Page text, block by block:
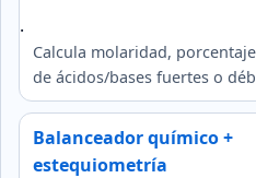
.
Calcula molaridad,
de ácidos/bases fuertes o
Balanceador químico +
estequiometría